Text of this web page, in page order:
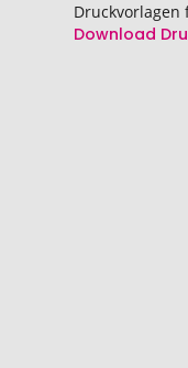
Druckvorlagen
Download